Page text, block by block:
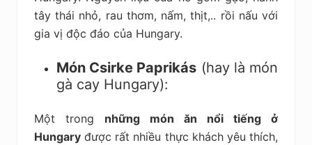
tây thái nhỏ, rau thơm, nấm, thịt,.. rồi nấu với
gia vị độc đáo của Hungary.
Món Csirke Paprikás (hay là món
gà cay Hungary):
Một trong những món ăn nổi tiếng ở
Hungary được rất nhiều thực khách yêu thích,